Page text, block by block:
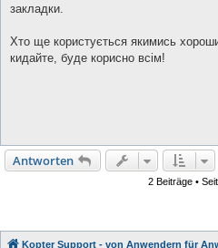
закладки.
Хто ще користується якимись
кидайте, буде корисно всім!
Antworten
2 Beiträge •
Kopter Support - von Anwendern für